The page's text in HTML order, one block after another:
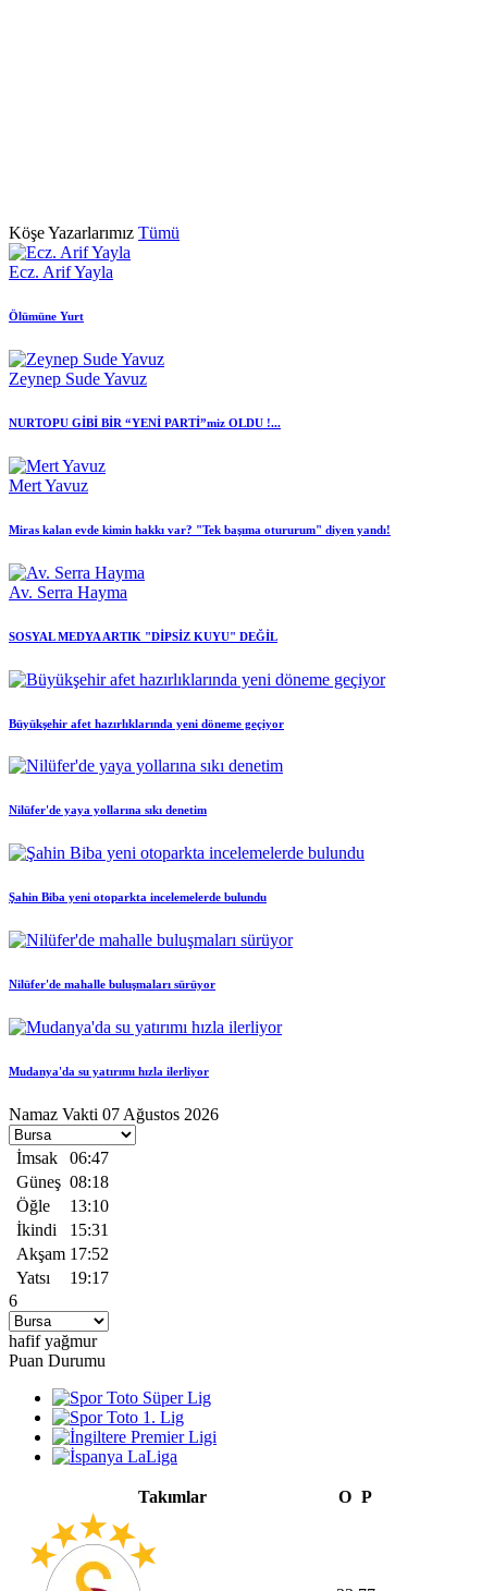
Köşe Yazarlarımız Tümü
Ecz. Arif Yayla
Ölümüne Yurt
Zeynep Sude Yavuz
NURTOPU GİBİ BİR “YENİ PARTİ”miz OLDU !...
Mert Yavuz
Miras kalan evde kimin hakkı var? "Tek başıma otururum" diyen yandı!
Av. Serra Hayma
SOSYAL MEDYA ARTIK "DİPSİZ KUYU" DEĞİL
Büyükşehir afet hazırlıklarında yeni döneme geçiyor
Nilüfer'de yaya yollarına sıkı denetim
Şahin Biba yeni otoparkta incelemelerde bulundu
Nilüfer'de mahalle buluşmaları sürüyor
Mudanya'da su yatırımı hızla ilerliyor
Namaz Vakti 07 Ağustos 2026
İmsak
06:47
Güneş 08:18
Öğle
13:10
İkindi
15:31
Akşam 17:52
Yatsı
19:17
6
hafif yağmur
Puan Durumu
Takımlar O P